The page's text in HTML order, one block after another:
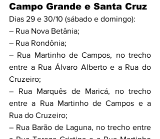
Campo Grande e Santa Cruz
Dias 29 e 30/10 (sábado e domingo):
– Rua Nova Betânia;
– Rua Rondônia;
– Rua Martinho de Campos, no trecho
entre a Rua Álvaro Alberto e a Rua do
Cruzeiro;
– Rua Marquês de Maricá, no trecho
entre a Rua Martinho de Campos e a
Rua do Cruzeiro;
– Rua Barão de Laguna, no trecho entre